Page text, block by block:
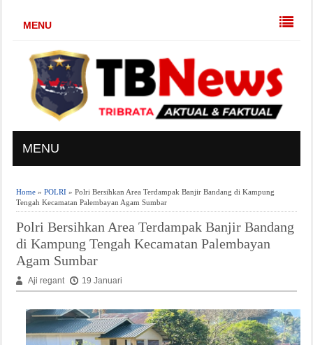
MENU
MENU
Home» POLRI» Polri Bersihkan Area Terdampak Banjir Bandang di Kampung
Tengah Kecamatan Palembayan Agam Sumbar
Polri Bersihkan Area Terdampak Banjir Bandang
di Kampung Tengah Kecamatan Palembayan
Agam Sumbar
Aji regant 19 Januari